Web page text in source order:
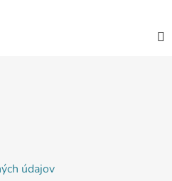
údajov